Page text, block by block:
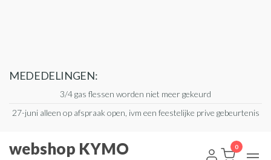
MEDEDELINGEN:
3/4 gas flessen worden niet meer gekeurd
27-juni alleen op afspraak open, ivm een feestelijke prive gebeurtenis
webshop KYMO 0